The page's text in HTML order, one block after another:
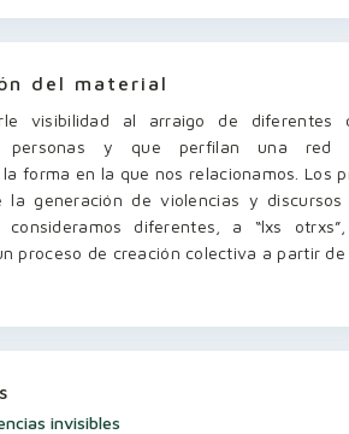
del material
visibilidad al arraigo de diferentes
personas y que perfilan una red
forma en la que nos relacionamos. Los
la generación de violencias y
consideramos diferentes, a “lxs
proceso de creación colectiva a partir de
invisibles